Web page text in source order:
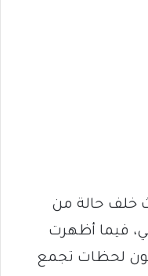
خلف حالة من
فيما أظهرت
لحظات تجمع